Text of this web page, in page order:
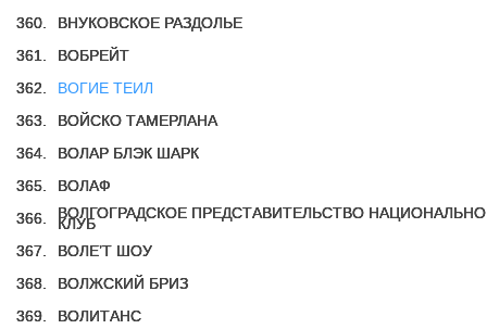
360.
ВНУКОВСКОЕ РАЗДОЛЬЕ
361.
ВОБРЕЙТ
362.
ВОГИЕ ТЕИЛ
363.
ВОЙСКО ТАМЕРЛАНА
364.
ВОЛАР БЛЭК ШАРК
365.
ВОЛАФ
366.
ВОЛГОГРАДСКОЕ ПРЕДСТАВИТЕЛЬСТВО
КЛУБ
367.
ВОЛЕ’Т ШОУ
368.
ВОЛЖСКИЙ БРИЗ
369.
ВОЛИТАНС